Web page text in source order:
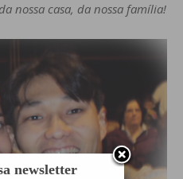
nossa casa, da nossa família!
newsletter